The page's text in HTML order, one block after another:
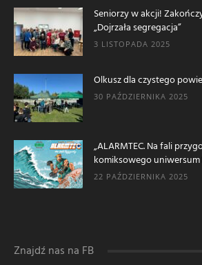
Seniorzy w akcji!
„Dojrzała segregacja”
3 LISTOPADA 2025
Olkusz dla czystego
30 PAŹDZIERNIKA 2025
„ALARMTEC. Na fali
komiksowego uniwersum
22 PAŹDZIERNIKA 2025
Znajdź nas na FB